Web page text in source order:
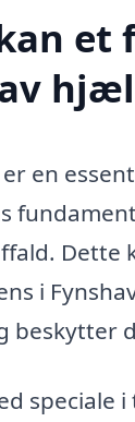
et
en
Dette
i
beskytter
speciale